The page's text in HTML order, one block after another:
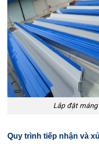
Lắp đặt máng
Quy trình tiếp nhận và